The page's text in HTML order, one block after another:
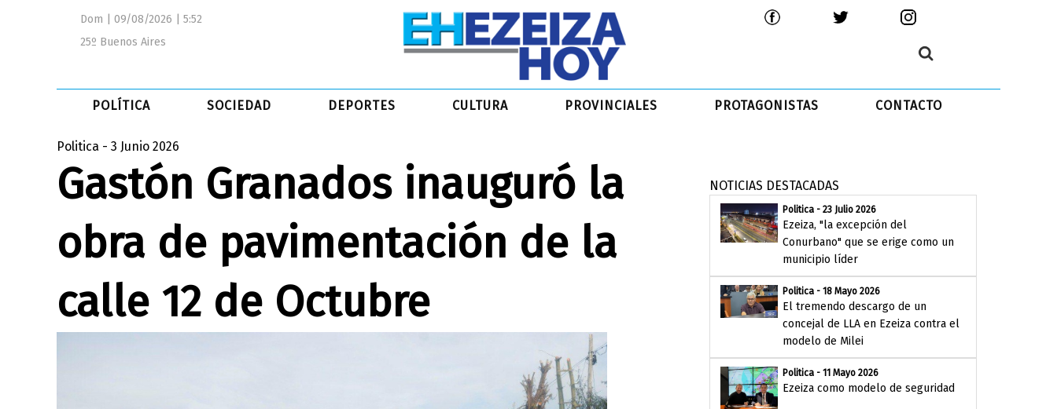
Dom | 09/08/2026 | 5:52
25º Buenos Aires
POLÍTICA SOCIEDAD DEPORTES CULTURA PROVINCIALES PROTAGONISTAS CONTACTO
Politica - 3 Junio 2026
Gastón Granados inauguró la
obra de pavimentación de la
calle 12 de Octubre
NOTICIAS DESTACADAS
Politica - 23 Julio 2026
Ezeiza, "la excepción del
Conurbano" que se erige como un
municipio líder
Politica - 18 Mayo 2026
El tremendo descargo de un
concejal de LLA en Ezeiza contra el
modelo de Milei
Politica - 11 Mayo 2026
Ezeiza como modelo de seguridad